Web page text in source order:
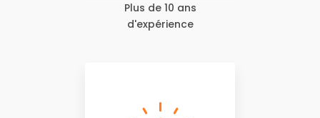
Plus de 10 ans
d'expérience